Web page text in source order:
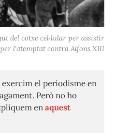
del cotxe cel·lular per assistir
l'atemptat contra Alfons XIII
el periodisme en
Però no ho
enaquest